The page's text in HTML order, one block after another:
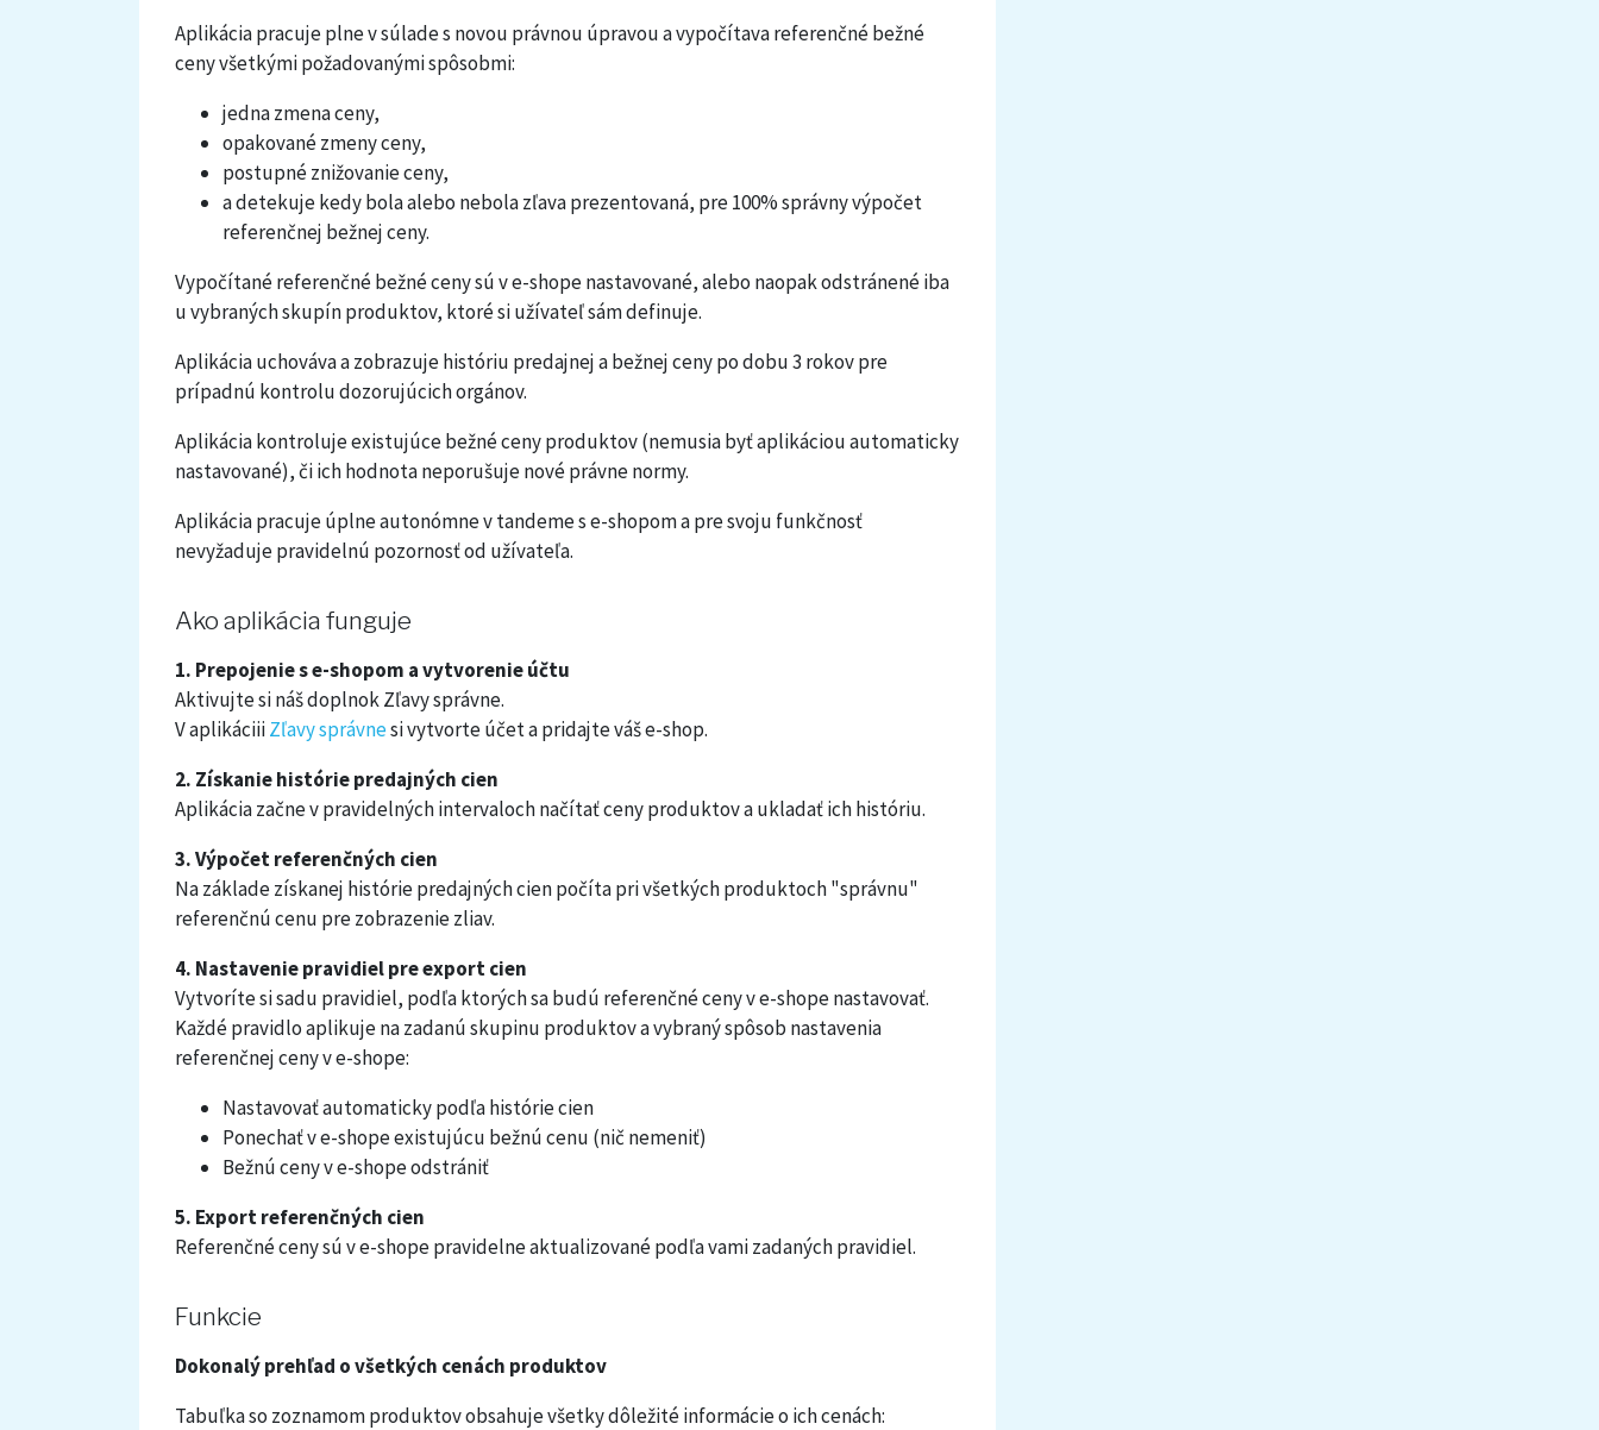
Aplikácia pracuje plne v súlade s novou právnou úpravou a vypočítava referenčné bežné
ceny všetkými požadovanými spôsobmi:
jedna zmena ceny,
opakované zmeny ceny,
postupné znižovanie ceny,
a detekuje kedy bola alebo nebola zľava prezentovaná, pre 100% správny výpočet
referenčnej bežnej ceny.
Vypočítané referenčné bežné ceny sú v e-shope nastavované, alebo naopak odstránené iba
u vybraných skupín produktov, ktoré si užívateľ sám definuje.
Aplikácia uchováva a zobrazuje históriu predajnej a bežnej ceny po dobu 3 rokov pre
prípadnú kontrolu dozorujúcich orgánov.
Aplikácia kontroluje existujúce bežné ceny produktov (nemusia byť aplikáciou automaticky
nastavované), či ich hodnota neporušuje nové právne normy.
Aplikácia pracuje úplne autonómne v tandeme s e-shopom a pre svoju funkčnosť
nevyžaduje pravidelnú pozornosť od užívateľa.
Ako aplikácia funguje
1. Prepojenie s e-shopom a vytvorenie účtu
Aktivujte si náš doplnok Zľavy správne.
V aplikáciiiZľavy správnesi vytvorte účet a pridajte váš e-shop.
2. Získanie histórie predajných cien
Aplikácia začne v pravidelných intervaloch načítať ceny produktov a ukladať ich históriu.
3. Výpočet referenčných cien
Na základe získanej histórie predajných cien počíta pri všetkých produktoch "správnu"
referenčnú cenu pre zobrazenie zliav.
4. Nastavenie pravidiel pre export cien
Vytvoríte si sadu pravidiel, podľa ktorých sa budú referenčné ceny v e-shope nastavovať.
Každé pravidlo aplikuje na zadanú skupinu produktov a vybraný spôsob nastavenia
referenčnej ceny v e-shope:
Nastavovať automaticky podľa histórie cien
Ponechať v e-shope existujúcu bežnú cenu (nič nemeniť)
Bežnú ceny v e-shope odstrániť
5. Export referenčných cien
Referenčné ceny sú v e-shope pravidelne aktualizované podľa vami zadaných pravidiel.
Funkcie
Dokonalý prehľad o všetkých cenách produktov
Tabuľka so zoznamom produktov obsahuje všetky dôležité informácie o ich cenách: